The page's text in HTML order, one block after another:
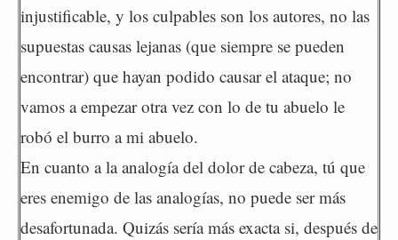
injustificable, y los culpables son los autores, no las
supuestas causas lejanas (que siempre se pueden
encontrar) que hayan podido causar el ataque; no
vamos a empezar otra vez con lo de tu abuelo le
robó el burro a mi abuelo.
En cuanto a la analogía del dolor de cabeza, tú que
eres enemigo de las analogías, no puede ser más
desafortunada. Quizás sería más exacta si, después de